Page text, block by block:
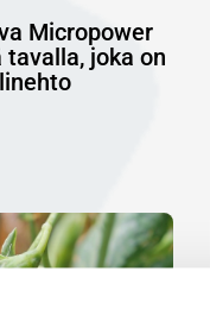
Micropower
joka on